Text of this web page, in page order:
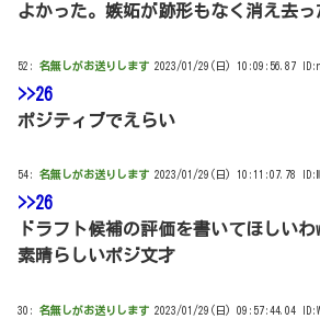
よかった。嫉妬が跡形もなく消え去っ
52: 名無しがお送りします 2023/01/29(日) 10:09:56.87
>>26
ポジティブでえらい
54: 名無しがお送りします 2023/01/29(日) 10:11:07.78
>>26
ドラフト候補の評価を書いてほしいわ
素晴らしいポジ文才
30: 名無しがお送りします 2023/01/29(日) 09:57:44.04